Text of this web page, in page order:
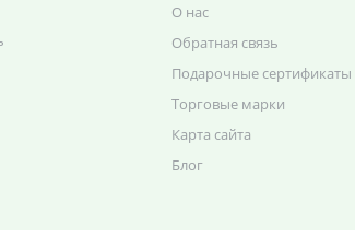
О нас
Обратная связь
Подарочные сертификаты
Торговые марки
Карта сайта
Блог